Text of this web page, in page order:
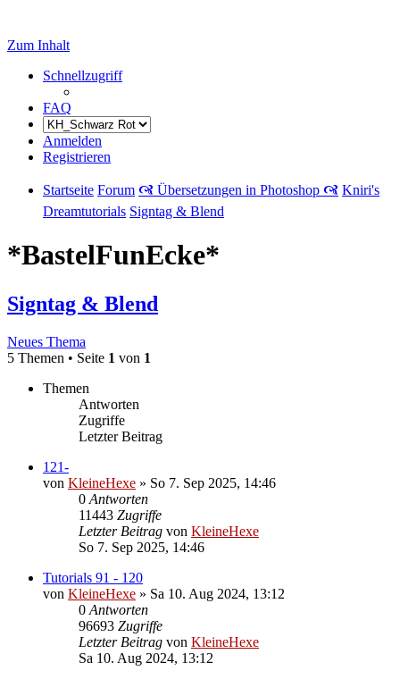
Zum Inhalt
Schnellzugriff
FAQ
Anmelden
Registrieren
Startseite Forum 🙧 Übersetzungen in Photoshop 🙧 Kniri's
Dreamtutorials Signtag & Blend
*BastelFunEcke*
Signtag & Blend
Neues Thema
5 Themen • Seite 1 von 1
Themen
Antworten
Zugriffe
Letzter Beitrag
121-
von KleineHexe » So 7. Sep 2025, 14:46
0 Antworten
11443 Zugriffe
Letzter Beitrag von KleineHexe
So 7. Sep 2025, 14:46
Tutorials 91 - 120
von KleineHexe » Sa 10. Aug 2024, 13:12
0 Antworten
96693 Zugriffe
Letzter Beitrag von KleineHexe
Sa 10. Aug 2024, 13:12